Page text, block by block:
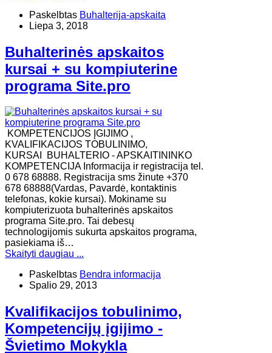
Paskelbtas Buhalterija-apskaita
Liepa 3, 2018
Buhalterinės apskaitos
kursai + su kompiuterine
programa Site.pro
KOMPETENCIJOS ĮGIJIMO ,
KVALIFIKACIJOS TOBULINIMO,
KURSAI BUHALTERIO - APSKAITININKO
KOMPETENCIJA Informacija ir registracija tel.
0 678 68888. Registracija sms žinute +370
678 68888(Vardas, Pavardė, kontaktinis
telefonas, kokie kursai). Mokiname su
kompiuterizuota buhalterinės apskaitos
programa Site.pro. Tai debesų
technologijomis sukurta apskaitos programa,
pasiekiama iš…
Skaityti daugiau ...
Paskelbtas Bendra informacija
Spalio 29, 2013
Kvalifikacijos tobulinimo,
Kompetencijų įgijimo -
Švietimo Mokykla